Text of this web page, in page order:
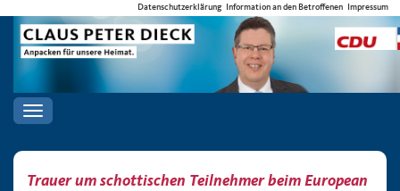
Datenschutzerklärung Information an den Betroffenen Impressum
Toggle
navigation
Trauer um schottischen Teilnehmer beim European